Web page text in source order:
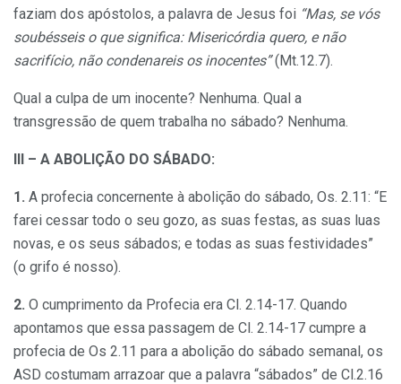
faziam dos apóstolos, a palavra de Jesus foi “Mas, se vós
soubésseis o que significa: Misericórdia quero, e não
sacrifício, não condenareis os inocentes”(Mt.12.7).
Qual a culpa de um inocente? Nenhuma. Qual a
transgressão de quem trabalha no sábado? Nenhuma.
III – A ABOLIÇÃO DO SÁBADO:
1. A profecia concernente à abolição do sábado, Os. 2.11: “E
farei cessar todo o seu gozo, as suas festas, as suas luas
novas, e os seus sábados; e todas as suas festividades”
(o grifo é nosso).
2. O cumprimento da Profecia era Cl. 2.14-17. Quando
apontamos que essa passagem de Cl. 2.14-17 cumpre a
profecia de Os 2.11 para a abolição do sábado semanal, os
ASD costumam arrazoar que a palavra “sábados” de Cl.2.16